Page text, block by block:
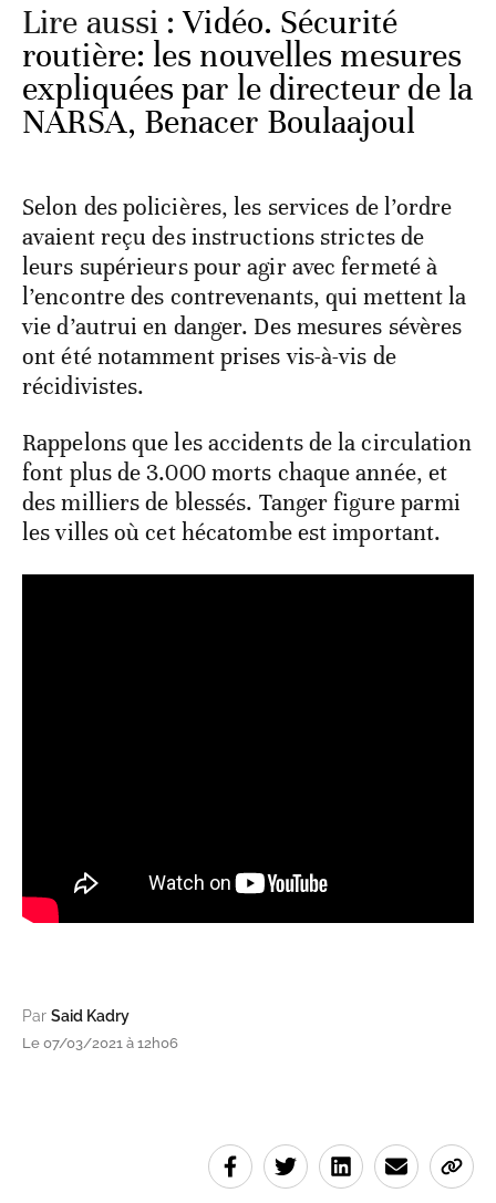
Lire aussi :Vidéo. Sécurité
routière: les nouvelles mesures
expliquées par le directeur de la
NARSA, Benacer Boulaajoul
Selon des policières, les services de l’ordre
avaient reçu des instructions strictes de
leurs supérieurs pour agir avec fermeté à
l’encontre des contrevenants, qui mettent la
vie d’autrui en danger. Des mesures sévères
ont été notamment prises vis-à-vis de
récidivistes.
Rappelons que les accidents de la circulation
font plus de 3.000 morts chaque année, et
des milliers de blessés. Tanger figure parmi
les villes où cet hécatombe est important.
Par Said Kadry
Le 07/03/2021 à 12h06